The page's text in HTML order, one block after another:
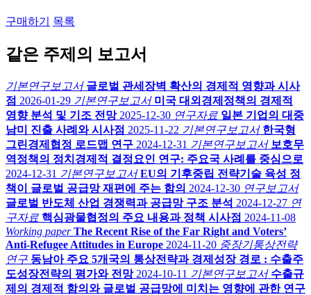
구매하기 목록
같은 주제의 보고서
기본연구보고서 글로벌 관세장벽 확산의 경제적 영향과 시사
점 2026-01-29 기본연구보고서 미국 대외경제정책의 경제적
영향 분석 및 기조 전망 2025-12-30 연구자료 일본 기업의 대중
남미 진출 사례와 시사점 2025-11-22 기본연구보고서 한국형
그린경제협정 로드맵 연구 2024-12-31 기본연구보고서 보호무
역정책의 정치경제적 결정요인 연구: 주요국 사례를 중심으로
2024-12-31 기본연구보고서 EU의 기후중립 전략기술 육성 정
책이 글로벌 공급망 재편에 주는 함의 2024-12-30 연구보고서
글로벌 반도체 산업 경쟁력과 공급망 구조 분석 2024-12-27 연
구자료 핵심광물협정의 주요 내용과 정책 시사점 2024-11-08
Working paper The Recent Rise of the Far Right and Voters’
Anti-Refugee Attitudes in Europe 2024-11-20 중장기통상전략
연구 동남아 주요 5개국의 통상전략과 경제성장 경로 : 수출주
도성장전략의 평가와 전망 2024-10-11 기본연구보고서 수출규
제의 경제적 함의와 글로벌 공급망에 미치는 영향에 관한 연구